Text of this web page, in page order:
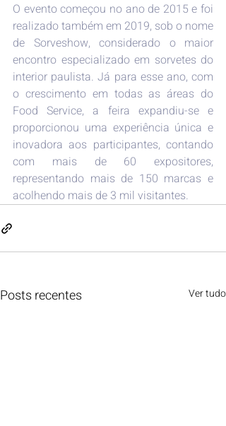
O evento começou no ano de 2015 e foi
realizado também em 2019, sob o nome
de Sorveshow, considerado o maior
encontro especializado em sorvetes do
interior paulista. Já para esse ano, com
o crescimento em todas as áreas do
Food Service, a feira expandiu-se e
proporcionou uma experiência única e
inovadora aos participantes, contando
com mais de 60 expositores,
representando mais de 150 marcas e
acolhendo mais de 3 mil visitantes.
Posts recentes Ver tudo